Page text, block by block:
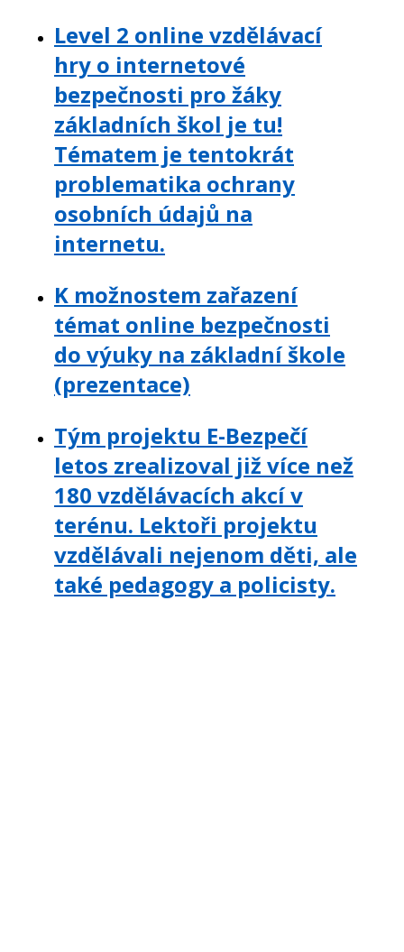
Level 2 online vzdělávací
hry o internetové
bezpečnosti pro žáky
základních škol je tu!
Tématem je tentokrát
problematika ochrany
osobních údajů na
internetu.
K možnostem zařazení
témat online bezpečnosti
do výuky na základní škole
(prezentace)
Tým projektu E-Bezpečí
letos zrealizoval již více než
180 vzdělávacích akcí v
terénu. Lektoři projektu
vzdělávali nejenom děti, ale
také pedagogy a policisty.